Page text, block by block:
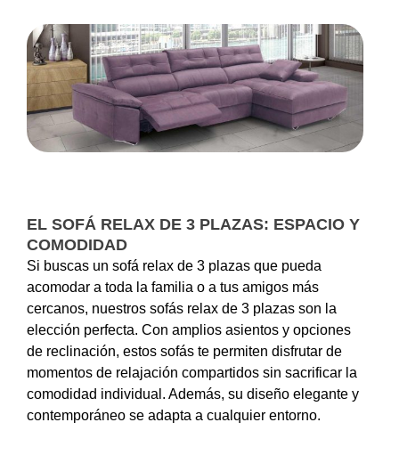
EL SOFÁ RELAX DE 3 PLAZAS: ESPACIO Y
COMODIDAD
Si buscas un sofá relax de 3 plazas que pueda
acomodar a toda la familia o a tus amigos más
cercanos, nuestros sofás relax de 3 plazas son la
elección perfecta. Con amplios asientos y opciones
de reclinación, estos sofás te permiten disfrutar de
momentos de relajación compartidos sin sacrificar la
comodidad individual. Además, su diseño elegante y
contemporáneo se adapta a cualquier entorno.